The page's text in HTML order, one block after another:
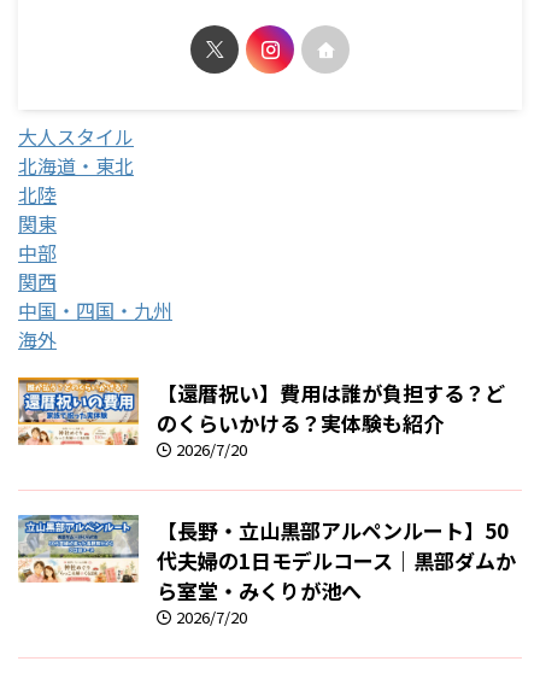
大人スタイル
北海道・東北
北陸
関東
中部
関西
中国・四国・九州
海外
【還暦祝い】費用は誰が負担する？ど
のくらいかける？実体験も紹介
2026/7/20
【長野・立山黒部アルペンルート】50
代夫婦の1日モデルコース｜黒部ダムか
ら室堂・みくりが池へ
2026/7/20